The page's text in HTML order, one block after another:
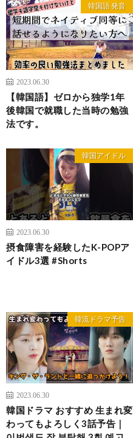
韓国語 発音
2023.06.30
【韓国語】ゼロから独学1年
後韓国で就職した当時の勉強
法です。
韓国アイドル
2023.06.30
摂食障害を経験したK-POPア
イドル3選 #Shorts
韓流ドラマ予告
2023.06.30
韓国ドラマ おすすめ 生まれ変
わってもよろしく3話予告｜